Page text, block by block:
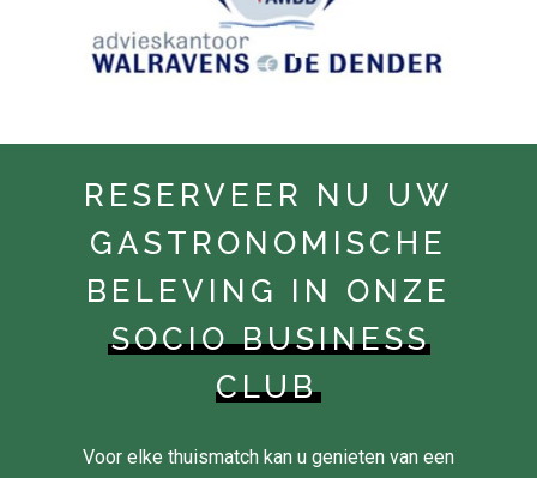
RESERVEER NU UW
GASTRONOMISCHE
BELEVING IN ONZE
SOCIO BUSINESS
CLUB
Voor elke thuismatch kan u genieten van een